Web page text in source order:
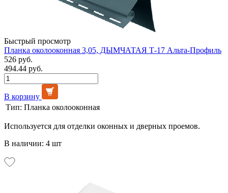
Быстрый просмотр
Планка околооконная 3,05, ДЫМЧАТАЯ Т-17 Альта-Профиль
526 руб.
494.44 руб.
В корзину
Тип: Планка околооконная
Используется для отделки оконных и дверных проемов.
В наличии: 4 шт